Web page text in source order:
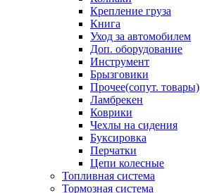
Крепление груза
Книга
Уход за автомобилем
Доп. оборудование
Инструмент
Брызговики
Прочее(сопут. товары)
Ламбрекен
Коврики
Чехлы на сидения
Буксировка
Перчатки
Цепи колесные
Топливная система
Тормозная система